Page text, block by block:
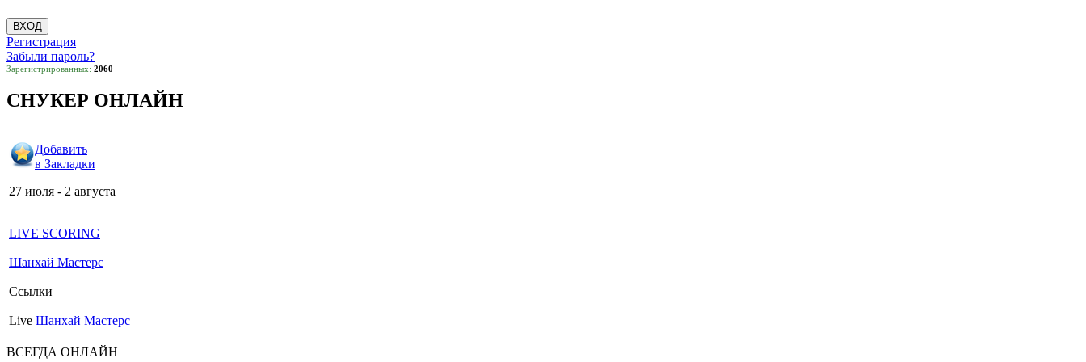
Регистрация
Забыли пароль?
Зарегистрированных: 2060
СНУКЕР ОНЛАЙН
Добавить
в Закладки
27 июля - 2 августа
LIVE SCORING
Шанхай Мастерс
Ссылки
Live Шанхай Мастерс
ВСЕГДА ОНЛАЙН